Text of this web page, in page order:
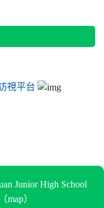
視平台
Junior High School
map）